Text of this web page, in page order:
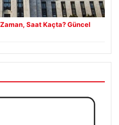
Zaman, Saat Kaçta? Güncel